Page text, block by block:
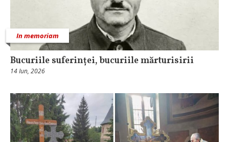
In memoriam
Bucuriile suferinței, bucuriile mărturisirii
14 Iun, 2026